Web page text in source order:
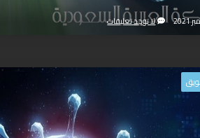
لا توجد تعليقات